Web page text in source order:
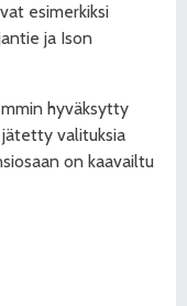
esimerkiksi
ja Ison
hyväksytty
jätetty valituksia
on kaavailtu